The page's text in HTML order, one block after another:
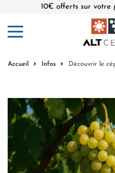
10€ offerts sur votre
Accueil Infos